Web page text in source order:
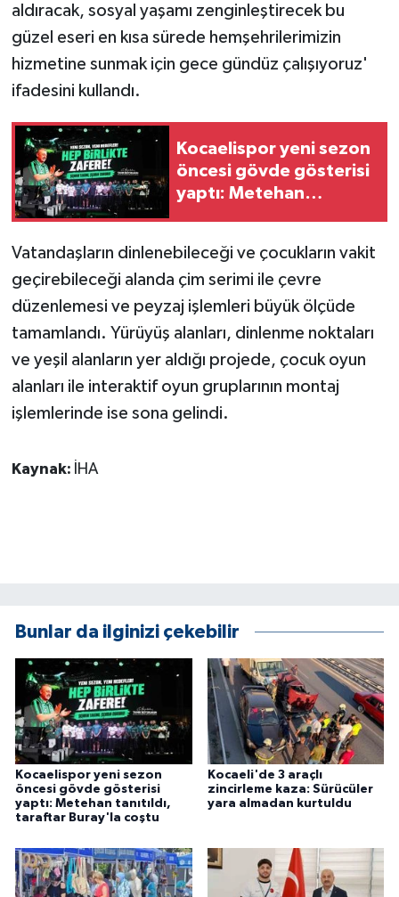
aldıracak, sosyal yaşamı zenginleştirecek bu
güzel eseri en kısa sürede hemşehrilerimizin
hizmetine sunmak için gece gündüz çalışıyoruz'
ifadesini kullandı.
Kocaelispor yeni sezon
öncesi gövde gösterisi
yaptı: Metehan
Vatandaşların dinlenebileceği ve çocukların vakit
geçirebileceği alanda çim serimi ile çevre
düzenlemesi ve peyzaj işlemleri büyük ölçüde
tamamlandı. Yürüyüş alanları, dinlenme noktaları
ve yeşil alanların yer aldığı projede, çocuk oyun
alanları ile interaktif oyun gruplarının montaj
işlemlerinde ise sona gelindi.
Kaynak: İHA
Bunlar da ilginizi çekebilir
Kocaelispor yeni sezon
öncesi gövde gösterisi
yaptı: Metehan tanıtıldı,
taraftar Buray'la coştu
Kocaeli'de 3 araçlı
zincirleme kaza: Sürücüler
yara almadan kurtuldu
Jandarma
Kadın
MAGAZİN
Otomobil
Sağlık
SİYASET
SPOR HABERLERİ
TEKNOLOJİ
Turizm